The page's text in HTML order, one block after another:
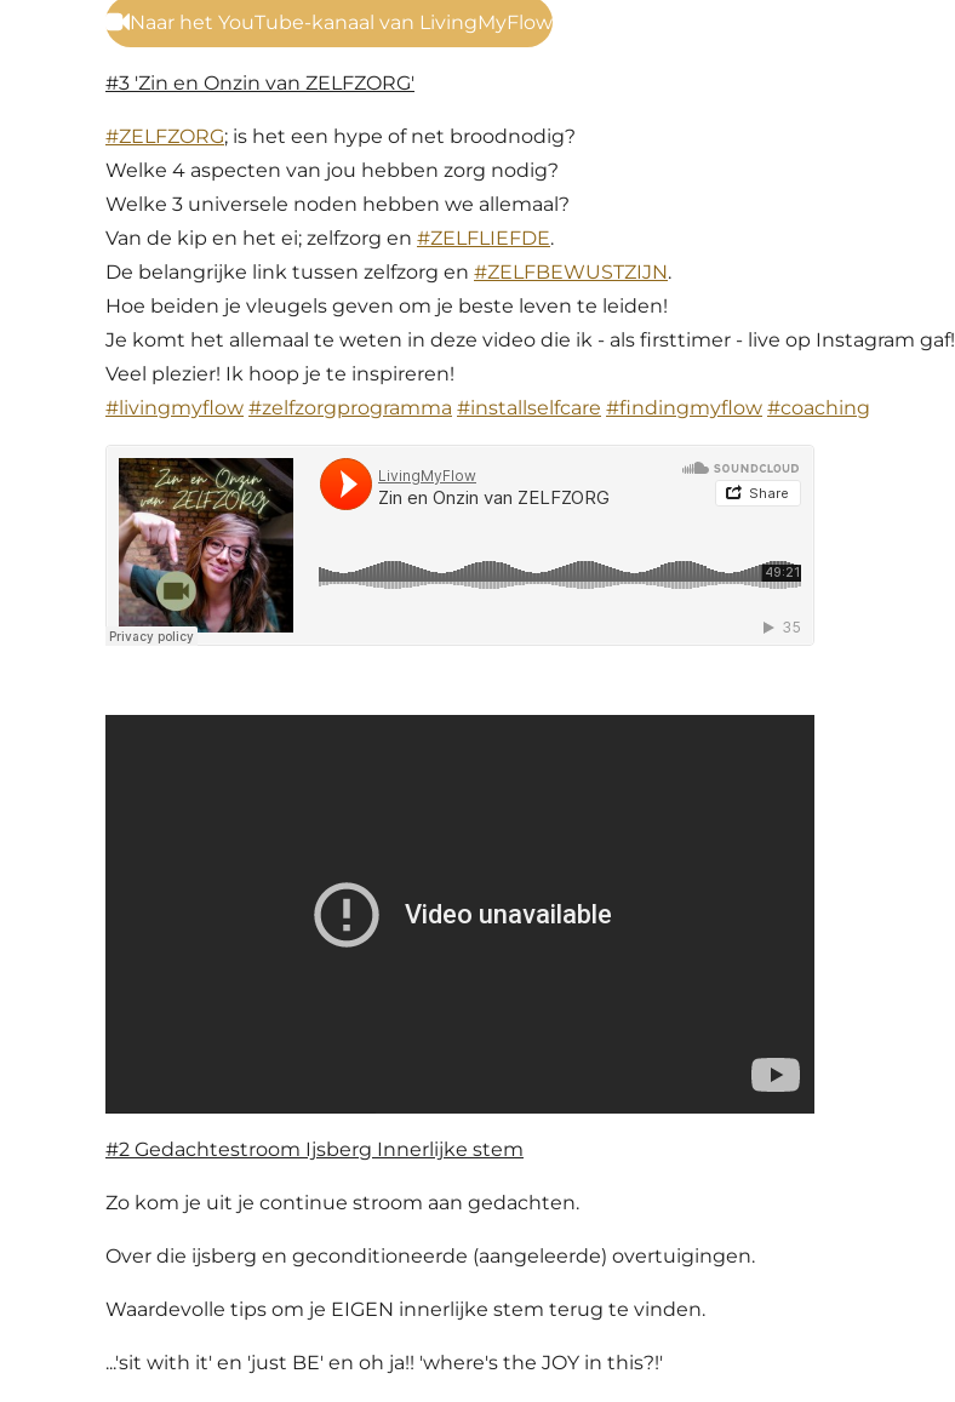
Naar het YouTube-kanaal van LivingMyFlow
#3 'Zin en Onzin van ZELFZORG'
#ZELFZORG; is het een hype of net broodnodig?
Welke 4 aspecten van jou hebben zorg nodig?
Welke 3 universele noden hebben we allemaal?
Van de kip en het ei; zelfzorg en #ZELFLIEFDE.
De belangrijke link tussen zelfzorg en #ZELFBEWUSTZIJN.
Hoe beiden je vleugels geven om je beste leven te leiden!
Je komt het allemaal te weten in deze video die ik - als firsttimer - live op Instagram gaf!
Veel plezier! Ik hoop je te inspireren!
#livingmyflow #zelfzorgprogramma #installselfcare #findingmyflow #coaching
#2 Gedachtestroom Ijsberg Innerlijke stem
Zo kom je uit je continue stroom aan gedachten.
Over die ijsberg en geconditioneerde (aangeleerde) overtuigingen.
Waardevolle tips om je EIGEN innerlijke stem terug te vinden.
...'sit with it' en 'just BE' en oh ja!! 'where's the JOY in this?!'